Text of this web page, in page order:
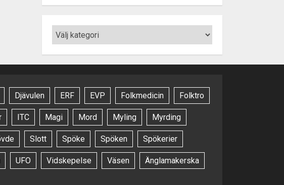
Djävulen ERF EVP Folkmedicin Folktro
ITC Magi Mord Myling Myrding
Slott Spöke Spöken Spökerier
UFO Vidskepelse Väsen Änglamakerska